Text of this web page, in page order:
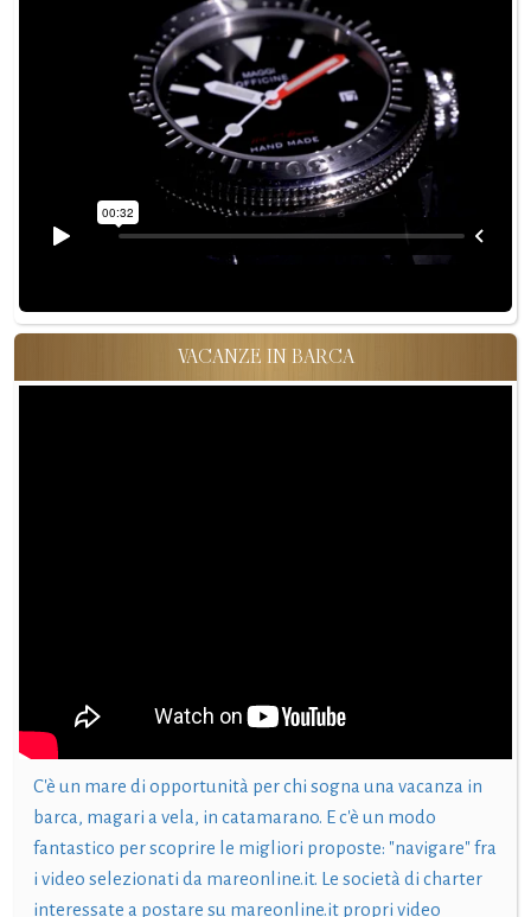
VACANZE IN BARCA
C'è un mare di opportunità per chi sogna una vacanza in
barca, magari a vela, in catamarano. E c'è un modo
fantastico per scoprire le migliori proposte: "navigare" fra
i video selezionati da mareonline.it. Le società di charter
interessate a postare su mareonline.it propri video